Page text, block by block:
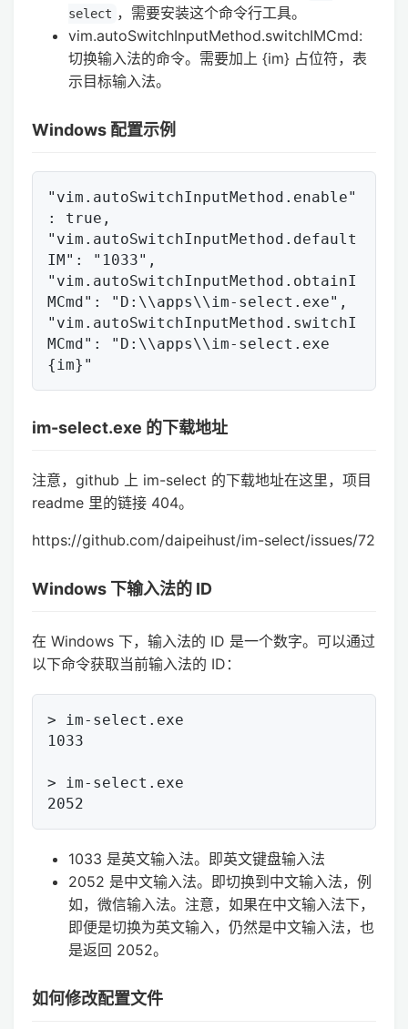
select ，需要安装这个命令行工具。
vim.autoSwitchInputMethod.switchIMCmd:
切换输入法的命令。需要加上 {im} 占位符，表
示目标输入法。
Windows 配置示例
"vim.autoSwitchInputMethod.enable"
: true,
"vim.autoSwitchInputMethod.default
IM": "1033",
"vim.autoSwitchInputMethod.obtainI
MCmd": "D:\\apps\\im-select.exe",
"vim.autoSwitchInputMethod.switchI
MCmd": "D:\\apps\\im-select.exe
im-select.exe 的下载地址
注意，github 上 im-select 的下载地址在这里，项目
readme 里的链接 404。
https://github.com/daipeihust/im-select/issues/72
Windows 下输入法的 ID
在 Windows 下，输入法的 ID 是一个数字。可以通过
以下命令获取当前输入法的 ID：
> im-select.exe
1033
> im-select.exe
1033 是英文输入法。即英文键盘输入法
2052 是中文输入法。即切换到中文输入法，例
如，微信输入法。注意，如果在中文输入法下，
即便是切换为英文输入，仍然是中文输入法，也
是返回 2052。
如何修改配置文件